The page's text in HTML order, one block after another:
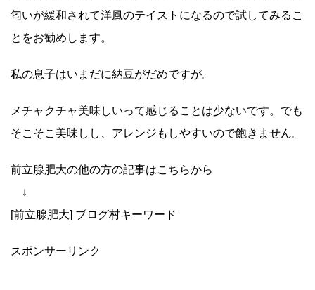
匂いが緩和されて洋風のテイストになるので試してみるこ
とをお勧めします。
私の息子はいまだに納豆がだめですが。
メチャクチャ美味しいって感じることは少ないです。でも
そこそこ美味しし、アレンジもしやすいので飽きません。
前立腺肥大の他の方の記事はこちらから
↓
[前立腺肥大] ブログ村キーワード
スポンサーリンク